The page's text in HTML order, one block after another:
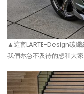
▲這套LARTE-Design碳纖
我們亦急不及待的想和大